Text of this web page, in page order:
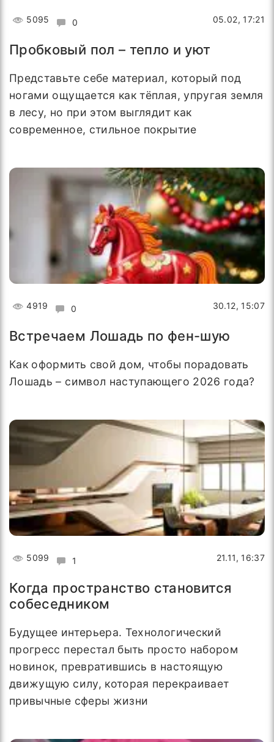
5095 0 05.02, 17:21
Пробковый пол – тепло и уют
Представьте себе материал, который под
ногами ощущается как тёплая, упругая земля
в лесу, но при этом выглядит как
современное, стильное покрытие
4919 0 30.12, 15:07
Встречаем Лошадь по фен-шую
Как оформить свой дом, чтобы порадовать
Лошадь – символ наступающего 2026 года?
5099 1 21.11, 16:37
Когда пространство становится
собеседником
Будущее интерьера. Технологический
прогресс перестал быть просто набором
новинок, превратившись в настоящую
движущую силу, которая перекраивает
привычные сферы жизни